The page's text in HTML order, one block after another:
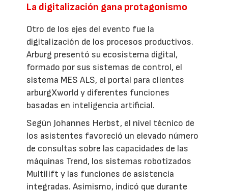
La digitalización gana protagonismo
Otro de los ejes del evento fue la
digitalización de los procesos productivos.
Arburg presentó su ecosistema digital,
formado por sus sistemas de control, el
sistema MES ALS, el portal para clientes
arburgXworld y diferentes funciones
basadas en inteligencia artificial.
Según Johannes Herbst, el nivel técnico de
los asistentes favoreció un elevado número
de consultas sobre las capacidades de las
máquinas Trend, los sistemas robotizados
Multilift y las funciones de asistencia
integradas. Asimismo, indicó que durante